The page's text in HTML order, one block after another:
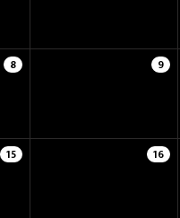
8 9
15 16